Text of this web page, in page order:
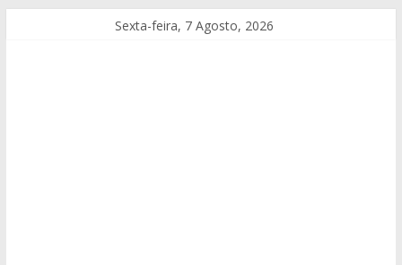
Sexta-feira, 7 Agosto, 2026